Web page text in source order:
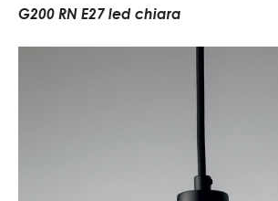
G200 RN E27 led chiara